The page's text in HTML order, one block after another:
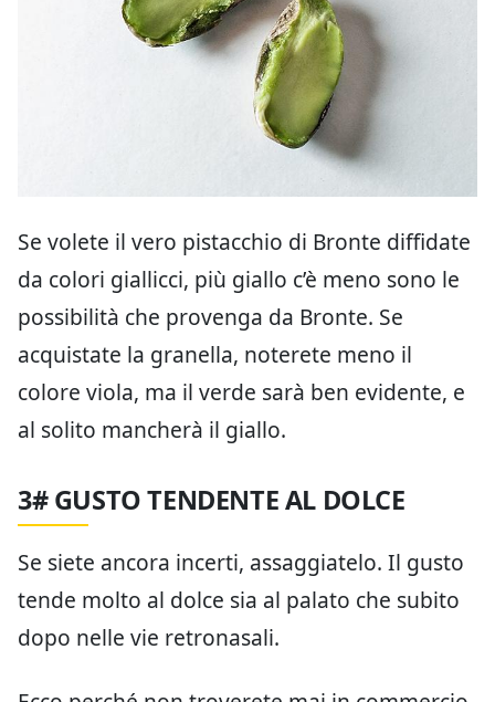
Se volete il vero pistacchio di Bronte diffidate
da colori giallicci, più giallo c’è meno sono le
possibilità che provenga da Bronte. Se
acquistate la granella, noterete meno il
colore viola, ma il verde sarà ben evidente, e
al solito mancherà il giallo.
3# GUSTO TENDENTE AL DOLCE
Se siete ancora incerti, assaggiatelo. Il gusto
tende molto al dolce sia al palato che subito
dopo nelle vie retronasali.